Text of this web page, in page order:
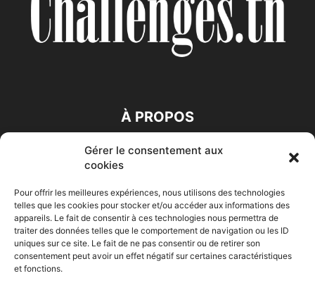
Gérer le consentement aux
cookies
Pour offrir les meilleures expériences, nous utilisons des technologies
telles que les cookies pour stocker et/ou accéder aux informations des
appareils. Le fait de consentir à ces technologies nous permettra de
traiter des données telles que le comportement de navigation ou les ID
uniques sur ce site. Le fait de ne pas consentir ou de retirer son
consentement peut avoir un effet négatif sur certaines caractéristiques
et fonctions.
À PROPOS
SUIVEZ NOUS
Accueil Economie Entreprises Entrepreneur Afrique